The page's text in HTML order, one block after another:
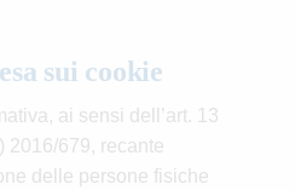
sui cookie
ai sensi dell’art. 13
2016/679, recante
delle persone fisiche